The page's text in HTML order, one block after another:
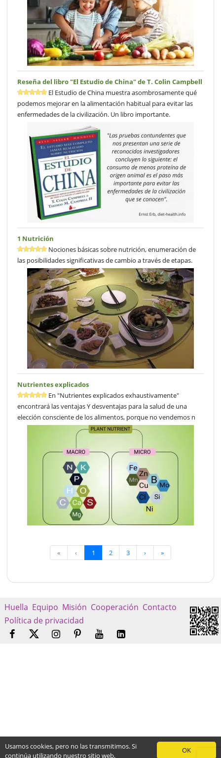
Reseña del libro "El Estudio de China" de T. Colin Campbell
El Estudio de China muestra asombrosamente qué
podemos mejorar en la alimentación habitual para evitar las
enfermedades de la civilización. Un libro importante.
1 Nutrición
Nociones básicas sobre nutrición, enumeración de
las posibilidades significativas de cambio a través de etapas.
Nutrientes explicados
En "Nutrientes explicados exhaustivamente"
encontrará las ventajas Y desventajas para la salud de una
elección consciente de los alimentos, porque no vendemos n
« ‹ 1 2 3 › »
Huella Equipo Misión Cooperación Contacto
Política de privacidad
OK
Usamos cookies, pero no las transmitimos. Si
continúa utilizando nuestro sitio web,